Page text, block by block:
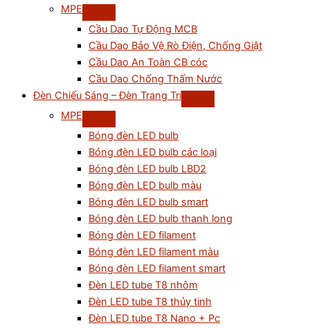
MPE
Cầu Dao Tự Động MCB
Cầu Dao Bảo Vệ Rò Điện, Chống Giật
Cầu Dao An Toàn CB cóc
Cầu Dao Chống Thấm Nước
Đèn Chiếu Sáng – Đèn Trang Trí
MPE
Bóng đèn LED bulb
Bóng đèn LED bulb các loại
Bóng đèn LED bulb LBD2
Bóng đèn LED bulb màu
Bóng đèn LED bulb smart
Bóng đèn LED bulb thanh long
Bóng đèn LED filament
Bóng đèn LED filament màu
Bóng đèn LED filament smart
Đèn LED tube T8 nhôm
Đèn LED tube T8 thủy tinh
Đèn LED tube T8 Nano + Pc